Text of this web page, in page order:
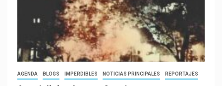
AGENDA BLOGS IMPERDIBLES NOTICIAS PRINCIPALES REPORTAJES